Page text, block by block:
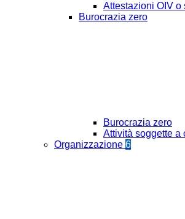
Attestazioni OIV o
Burocrazia zero
Burocrazia zero
Attività soggette a
Organizzazione 6